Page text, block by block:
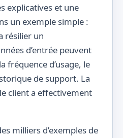
explicatives et une
un exemple simple :
résilier un
d’entrée peuvent
fréquence d’usage, le
de support. La
client a effectivement
milliers d’exemples de